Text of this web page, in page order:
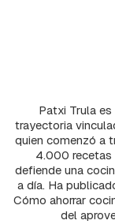
Patxi Trula
trayectoria
quien comenzó a
4.000 recetas
defiende una
a día. Ha
Cómo ahorrar
del